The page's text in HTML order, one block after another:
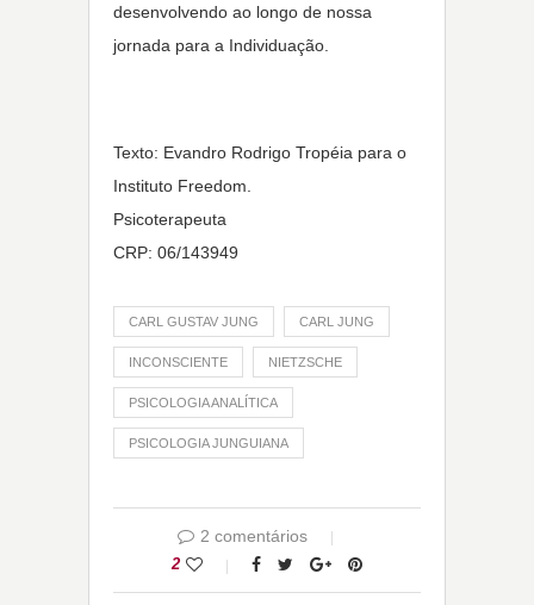
desenvolvendo ao longo de nossa
jornada para a Individuação.
Texto: Evandro Rodrigo Tropéia para o
Instituto Freedom.
Psicoterapeuta
CRP: 06/143949
CARL GUSTAV JUNG CARL JUNG
INCONSCIENTE NIETZSCHE
PSICOLOGIA ANALÍTICA
PSICOLOGIA JUNGUIANA
2 comentários
2